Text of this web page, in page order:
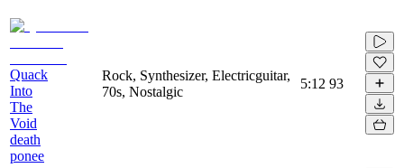
Quack
Into
The
Void
death
ponee
Rock, Synthesizer, Electricguitar,
70s, Nostalgic
5:12 93